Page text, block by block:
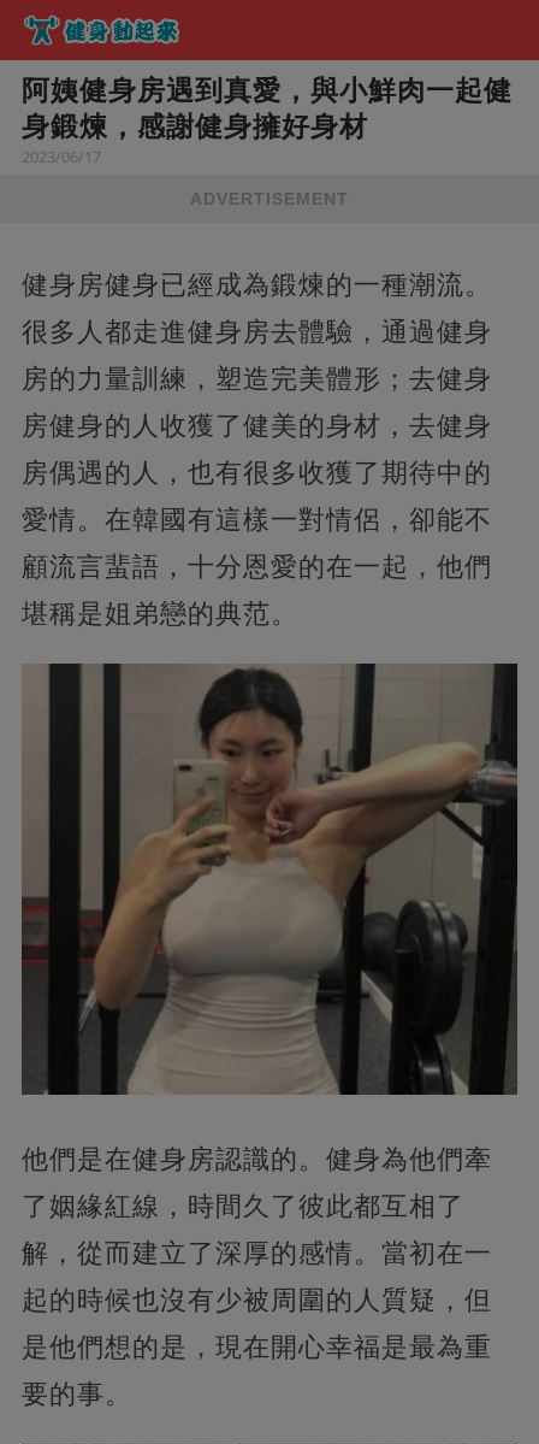
阿姨健身房遇到真愛，與小鮮肉一起健
身鍛煉，感謝健身擁好身材
2023/06/17
ADVERTISEMENT
健身房健身已經成為鍛煉的一種潮流。
很多人都走進健身房去體驗，通過健身
房的力量訓練，塑造完美體形；去健身
房健身的人收獲了健美的身材，去健身
房偶遇的人，也有很多收獲了期待中的
愛情。在韓國有這樣一對情侶，卻能不
顧流言蜚語，十分恩愛的在一起，他們
堪稱是姐弟戀的典范。
他們是在健身房認識的。健身為他們牽
了姻緣紅線，時間久了彼此都互相了
解，從而建立了深厚的感情。當初在一
起的時候也沒有少被周圍的人質疑，但
是他們想的是，現在開心幸福是最為重
要的事。